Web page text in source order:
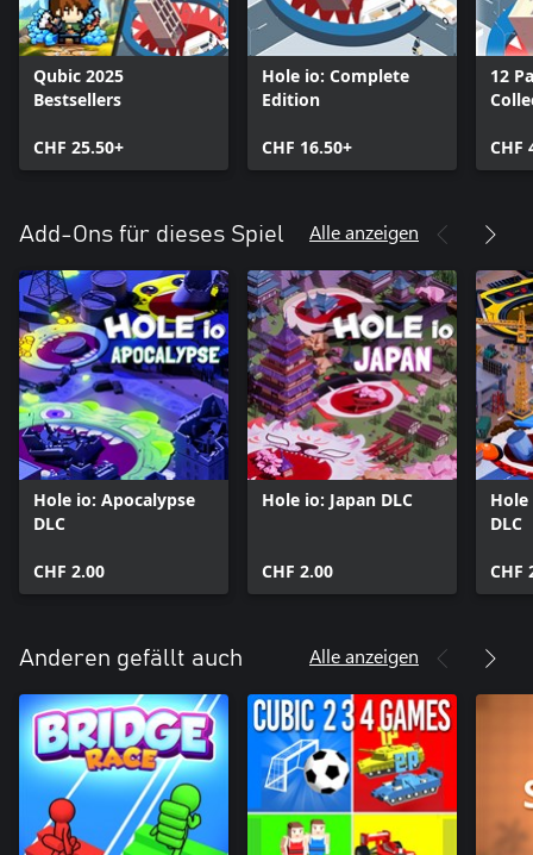
Qubic 2025
Bestsellers
CHF 25.50+
Hole io: Complete
Edition
CHF 16.50+
12
CHF
Add-Ons für dieses Spiel Alle anzeigen
Hole io: Apocalypse
DLC
CHF 2.00
Hole io: Japan DLC
CHF 2.00
DLC
CHF
Anderen gefällt auch Alle anzeigen